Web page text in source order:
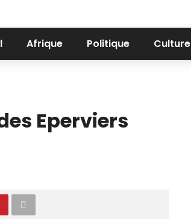
Afrique Politique Culture
Eperviers